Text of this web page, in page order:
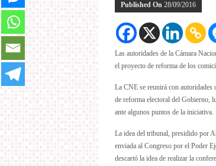
Published On 28/09/2016
Las autoridades de la Cámara
el proyecto de reforma de los
La CNE se reunirá con
de reforma electoral del Gobierno,
ante algunos puntos de la iniciativa.
La idea del tribunal, presidido por
enviada al Congreso por el Poder
descartó la idea de realizar la